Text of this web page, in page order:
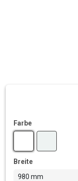
Farbe
Breite
980 mm